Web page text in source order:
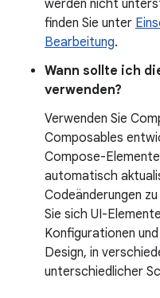
werden nicht
finden Sie unter
Bearbeitung.
Wann sollte ich
verwenden?
Verwenden Sie
Composables
Compose-
automatisch
Codeänderungen
Sie sich UI-
Konfigurationen
Design, in
unterschiedlicher